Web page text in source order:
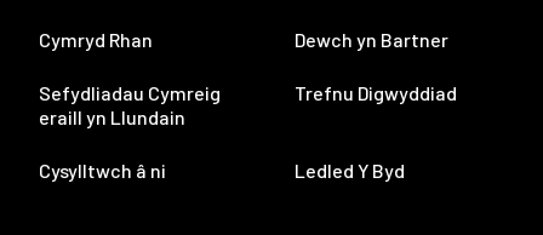
Cymryd Rhan Dewch yn Bartner
Sefydliadau Cymreig
eraill yn Llundain
Trefnu Digwyddiad
Cysylltwch â ni Ledled Y Byd